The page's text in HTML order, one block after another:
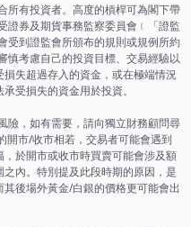
所有投資者。高度的槓桿可為閣下帶
證券及期貨事務監察委員會﹝「證監
受到證監會所頒布的規則或規例所約
慎考慮自己的投資目標、交易經驗以
失超過存入的資金，或在極端情況
受損失的資金用於投資。
險，如有需要，請向獨立財務顧問尋
開市/收市相若，交易者可能會遇到
於開市或收市時買賣可能會涉及額
內。特別提及此段時期的原因，是
後場外黃金/白銀的價格更可能會出